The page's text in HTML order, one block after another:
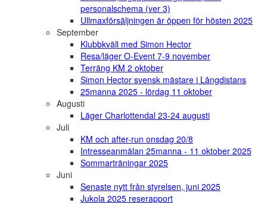
personalschema (ver 3)
Ullmaxförsäljningen är öppen för hösten 2025
September
Klubbkväll med Simon Hector
Resa/läger O-Event 7-9 november
Terräng KM 2 oktober
Simon Hector svensk mästare i Långdistans
25manna 2025 - lördag 11 oktober
Augusti
Läger Charlottendal 23-24 augusti
Juli
KM och after-run onsdag 20/8
Intresseanmälan 25manna - 11 oktober 2025
Sommarträningar 2025
Juni
Senaste nytt från styrelsen, juni 2025
Jukola 2025 reserapport